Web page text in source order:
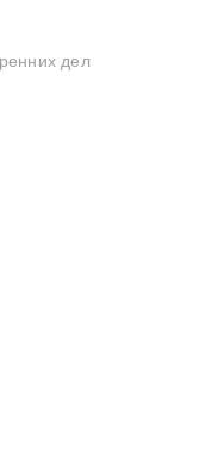
дел